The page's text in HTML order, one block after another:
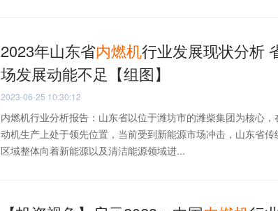
2023年山东省内燃机行业发展现状分析
场发展动能不足【组图】
2023-06-25 10:30:12
内燃机行业分析报告：山东省以位于潍坊市的潍柴集团为核心
动机生产上处于领先位置，当前受到新能源市场冲击，山东省传
区域整体向着新能源以及清洁能源领域进...